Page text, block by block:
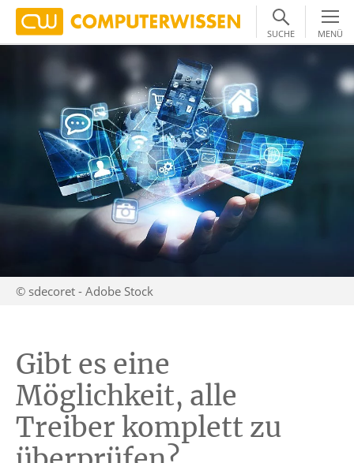
SUCHE MENÜ
© sdecoret - Adobe Stock
Gibt es eine
Möglichkeit, alle
Treiber komplett zu